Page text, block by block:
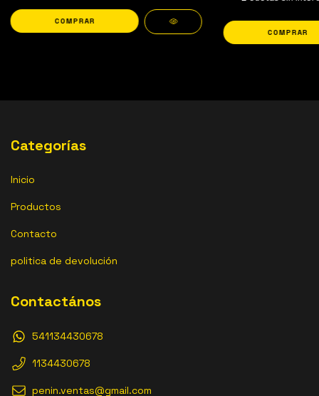
Categorías
Inicio
Productos
Contacto
politica de devolución
Contactános
541134430678
1134430678
penin.ventas@gmail.com